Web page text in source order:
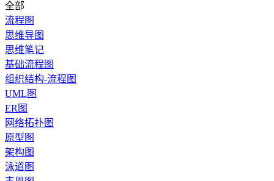
全部
流程图
思维导图
思维笔记
基础流程图
组织结构-流程图
UML图
ER图
网络拓扑图
原型图
架构图
泳道图